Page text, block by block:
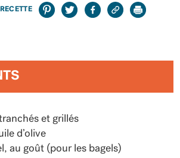
et grillés
d’olive
au goût (pour les bagels)